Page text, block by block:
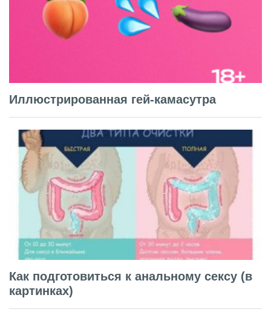
Иллюстрированная гей-камасутра
Как подготовиться к анальному сексу (в
картинках)